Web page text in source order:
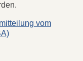
vom